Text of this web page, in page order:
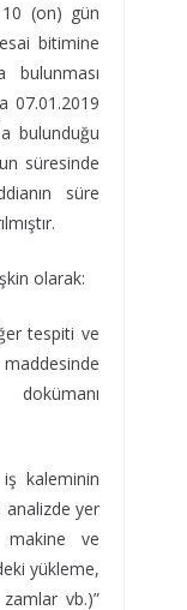
(on) gün
bitimine
bulunması
07.01.2019
bulunduğu
süresinde
süre
olarak:
tespiti ve
kaleminin
analizde yer
makine ve
yükleme,
vb.)”